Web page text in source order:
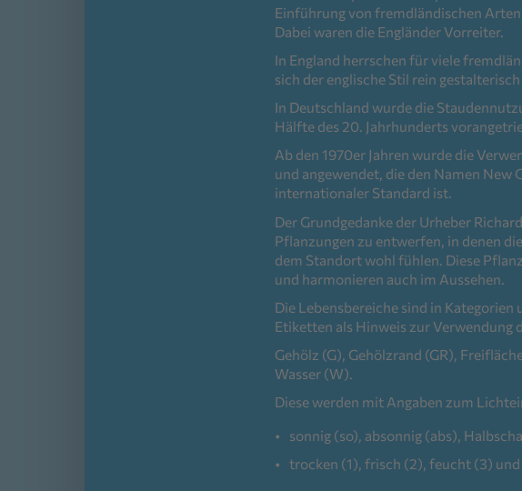
Einführung von fremdländischen
Dabei waren die Engländer Vorreiter.
In England herrschen für viele
sich der englische Stil rein
In Deutschland wurde die
Hälfte des 20. Jahrhunderts
Ab den 1970er Jahren wurde die
und angewendet, die den Namen New
internationaler Standard ist.
Der Grundgedanke der Urheber
Pflanzungen zu entwerfen, in denen
dem Standort wohl fühlen. Diese
und harmonieren auch im Aussehen.
Die Lebensbereiche sind in
Etiketten als Hinweis zur Verwendung
Gehölz (G), Gehölzrand (GR),
Wasser (W).
Diese werden mit Angaben zum
sonnig (so), absonnig (abs),
trocken (1), frisch (2), feucht (3) und